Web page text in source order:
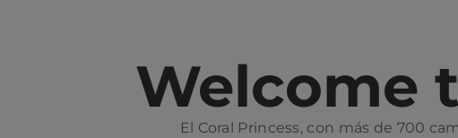
Welcome
El Coral Princess, con más de 700